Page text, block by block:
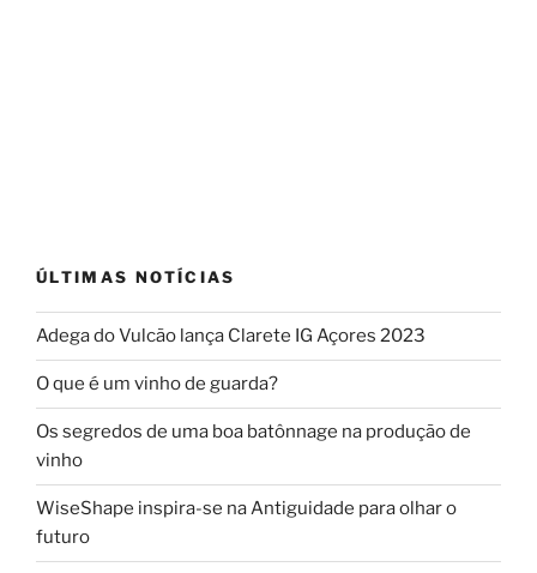
ÚLTIMAS NOTÍCIAS
Adega do Vulcão lança Clarete IG Açores 2023
O que é um vinho de guarda?
Os segredos de uma boa batônnage na produção de
vinho
WiseShape inspira-se na Antiguidade para olhar o
futuro